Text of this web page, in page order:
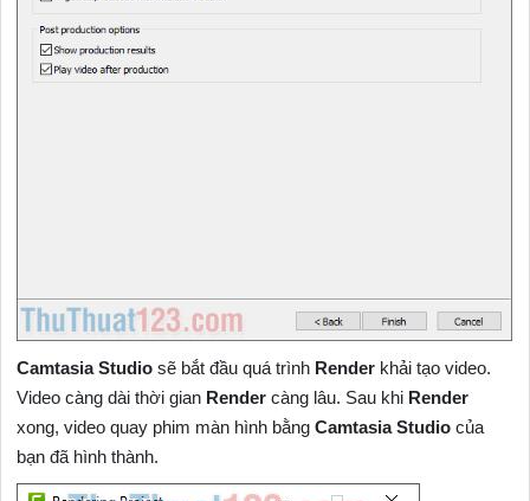
Camtasia Studio sẽ bắt đầu quá trình Render khải tạo video.
Video càng dài thời gian Render càng lâu. Sau khi Render
xong, video quay phim màn hình bằngCamtasia Studio của
bạn đã hình thành.